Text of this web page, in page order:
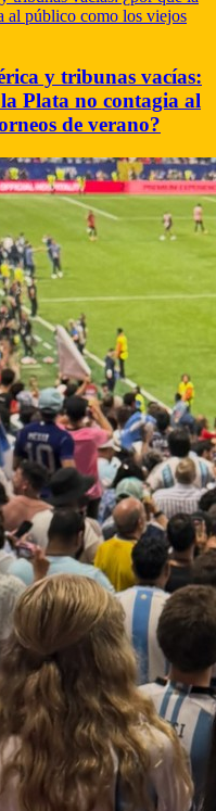
y tribunas vacías:
Plata no contagia al
de verano?